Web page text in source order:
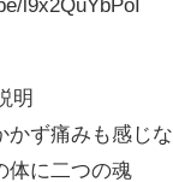
l9x2QuYbPoI
明
かず痛みも感じ
体に二つの魂